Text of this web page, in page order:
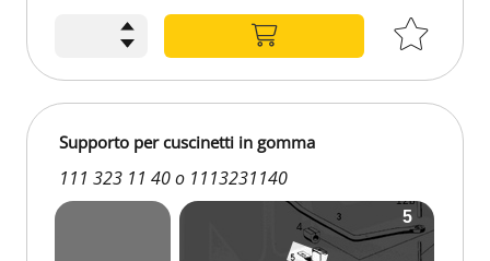
Supporto per cuscinetti in gomma
111 323 11 40 o 1113231140